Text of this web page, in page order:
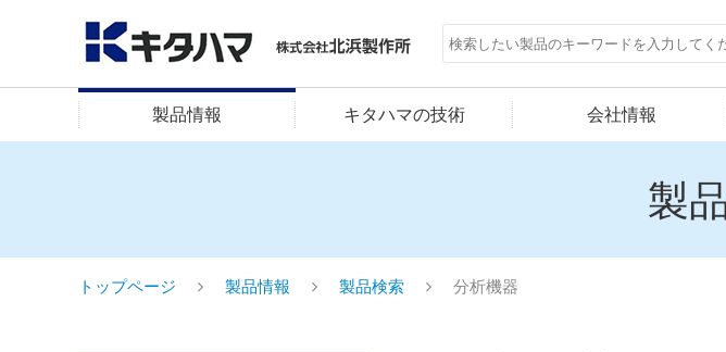
製品情報 キタハマの技術 会社情報
製
トップページ 製品情報 製品検索 分析機器